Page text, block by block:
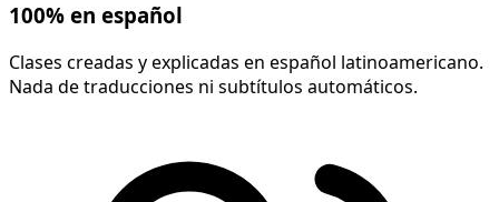
100% en español
Clases creadas y explicadas en español latinoamericano.
Nada de traducciones ni subtítulos automáticos.